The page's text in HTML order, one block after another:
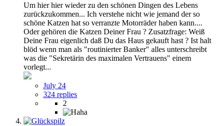
Um hier hier wieder zu den schönen Dingen des Lebens
zurückzukommen... Ich verstehe nicht wie jemand der so
schöne Katzen hat so verranzte Motorräder haben kann....
Oder gehören die Katzen Deiner Frau ? Zusatzfrage: Weiß
Deine Frau eigenlich daß Du das Haus gekauft hast ? Ist halt
blöd wenn man als "routinierter Banker" alles unterschreibt
was die "Sekretärin des maximalen Vertrauens" einem
vorlegt...
July 24
324 replies
2